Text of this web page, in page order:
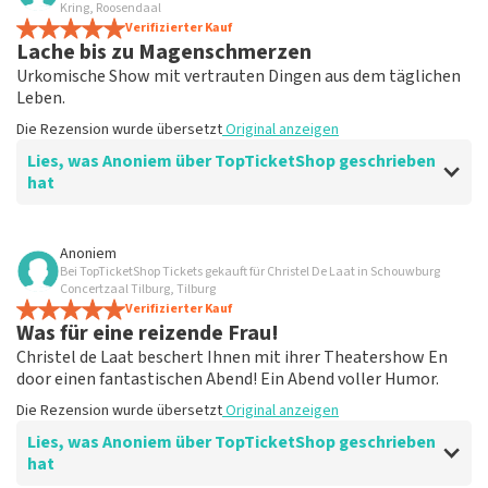
Kring, Roosendaal
Verifizierter Kauf
Lache bis zu Magenschmerzen
Urkomische Show mit vertrauten Dingen aus dem täglichen
Leben.
Die Rezension wurde übersetztOriginal anzeigen
Lies, was Anoniem über TopTicketShop geschrieben
hat
Bewertung von Anoniem über
Gute, aber überteuerte Tickets
Alles war gut organisiert und man konnte sogar das
Datum ändern, wirklich cool, aber die Randnotiz ist,
dass die Karten für das Doppelte verkauft werden, was
man im Theater verloren hat. Verstehst du, dass es nur
so viel zu verdienen gibt?
Die Rezension wurde übersetztOriginal anzeigen
Anoniem
Bei TopTicketShop Tickets gekauft für Christel De Laat in Schouwburg
Concertzaal Tilburg, Tilburg
Verifizierter Kauf
Was für eine reizende Frau!
Christel de Laat beschert Ihnen mit ihrer Theatershow En
door einen fantastischen Abend! Ein Abend voller Humor.
Die Rezension wurde übersetztOriginal anzeigen
Lies, was Anoniem über TopTicketShop geschrieben
hat